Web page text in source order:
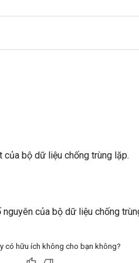
bộ dữ liệu chống trùng lặp.
của bộ dữ liệu chống
có hữu ích không cho bạn không?